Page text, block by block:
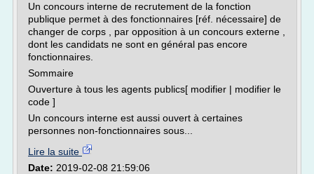
Un concours interne de recrutement de la fonction
publique permet à des fonctionnaires [réf. nécessaire] de
changer de corps , par opposition à un concours externe ,
dont les candidats ne sont en général pas encore
fonctionnaires.
Sommaire
Ouverture à tous les agents publics[ modifier | modifier le
code ]
Un concours interne est aussi ouvert à certaines
personnes non-fonctionnaires sous...
Lire la suite
Date: 2019-02-08 21:59:06